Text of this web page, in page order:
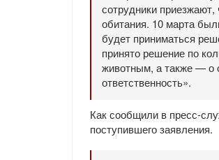
сотрудники
обитания. 10 марта
будет приниматься
принято решение по
животным, а также — о
ответственность».
Как сообщили в пресс-
поступившего заявления.